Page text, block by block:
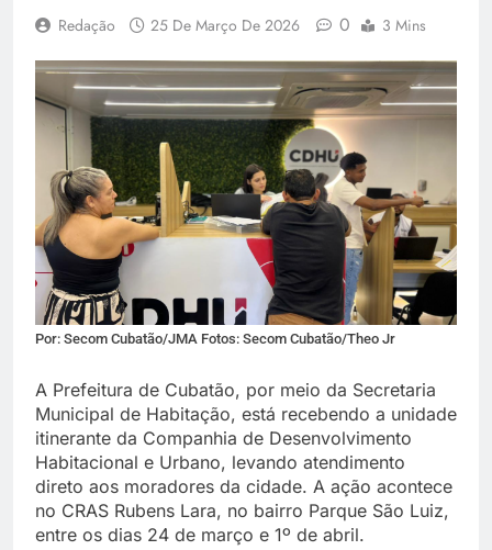
Redação 25 De Março De 2026 0 3 Mins
Por: Secom Cubatão/JMA Fotos: Secom Cubatão/Theo Jr
A Prefeitura de Cubatão, por meio da Secretaria
Municipal de Habitação, está recebendo a unidade
itinerante da Companhia de Desenvolvimento
Habitacional e Urbano, levando atendimento
direto aos moradores da cidade. A ação acontece
no CRAS Rubens Lara, no bairro Parque São Luiz,
entre os dias 24 de março e 1º de abril.